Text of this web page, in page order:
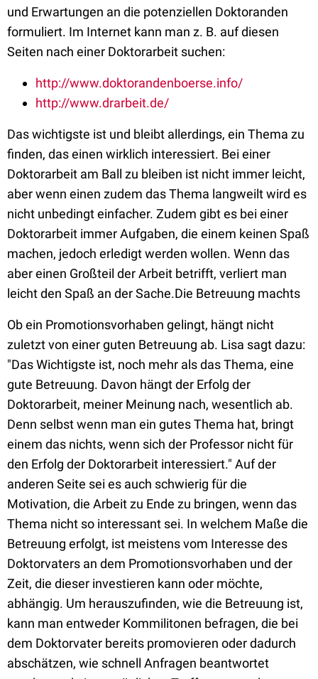
und Erwartungen an die potenziellen Doktoranden
formuliert. Im Internet kann man z. B. auf diesen
Seiten nach einer Doktorarbeit suchen:
http://www.doktorandenboerse.info/
http://www.drarbeit.de/
Das wichtigste ist und bleibt allerdings, ein Thema zu
finden, das einen wirklich interessiert. Bei einer
Doktorarbeit am Ball zu bleiben ist nicht immer leicht,
aber wenn einen zudem das Thema langweilt wird es
nicht unbedingt einfacher. Zudem gibt es bei einer
Doktorarbeit immer Aufgaben, die einem keinen Spaß
machen, jedoch erledigt werden wollen. Wenn das
aber einen Großteil der Arbeit betrifft, verliert man
leicht den Spaß an der Sache.Die Betreuung machts
Ob ein Promotionsvorhaben gelingt, hängt nicht
zuletzt von einer guten Betreuung ab. Lisa sagt dazu:
"Das Wichtigste ist, noch mehr als das Thema, eine
gute Betreuung. Davon hängt der Erfolg der
Doktorarbeit, meiner Meinung nach, wesentlich ab.
Denn selbst wenn man ein gutes Thema hat, bringt
einem das nichts, wenn sich der Professor nicht für
den Erfolg der Doktorarbeit interessiert." Auf der
anderen Seite sei es auch schwierig für die
Motivation, die Arbeit zu Ende zu bringen, wenn das
Thema nicht so interessant sei. In welchem Maße die
Betreuung erfolgt, ist meistens vom Interesse des
Doktorvaters an dem Promotionsvorhaben und der
Zeit, die dieser investieren kann oder möchte,
abhängig. Um herauszufinden, wie die Betreuung ist,
kann man entweder Kommilitonen befragen, die bei
dem Doktorvater bereits promovieren oder dadurch
abschätzen, wie schnell Anfragen beantwortet